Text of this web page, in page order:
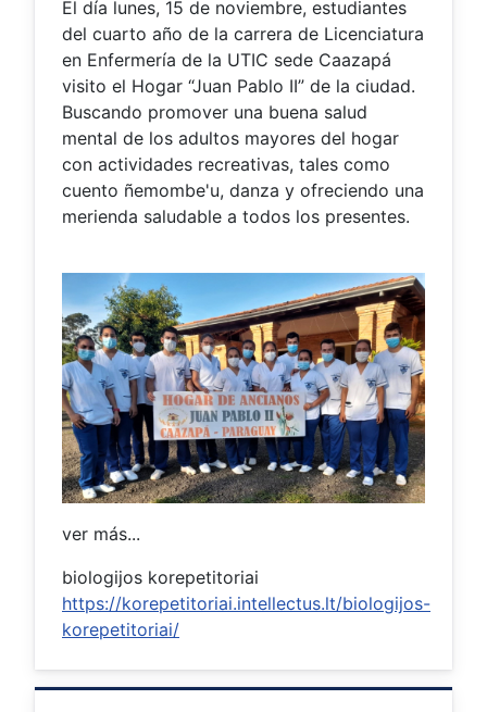
El día lunes, 15 de noviembre, estudiantes
del cuarto año de la carrera de Licenciatura
en Enfermería de la UTIC sede Caazapá
visito el Hogar “Juan Pablo II” de la ciudad.
Buscando promover una buena salud
mental de los adultos mayores del hogar
con actividades recreativas, tales como
cuento ñemombe'u, danza y ofreciendo una
merienda saludable a todos los presentes.
ver más...
biologijos korepetitoriai
https://korepetitoriai.intellectus.lt/biologijos-
korepetitoriai/